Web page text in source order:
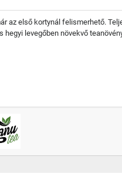
az első kortynál felismerhető.
levegőben növekvő